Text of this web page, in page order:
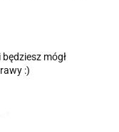
mógł
:)